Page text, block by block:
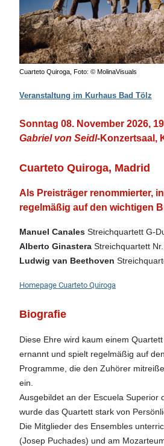
Cuarteto Quiroga, Foto: © MolinaVisuals
Veranstaltung im Kurhaus Bad Tölz
Sonntag 08. November 2026,
Gabriel von Seidl-Konzertsaal,
Cuarteto Quiroga, Madrid
Als Preisträger renommierter,
regelmäßig auf den wichtigen
Manuel Canales Streichquartett G-
Alberto Ginastera Streichquartett
Ludwig van Beethoven
Homepage Cuarteto Quiroga
Biografie
Diese Ehre wird kaum einem
ernannt und spielt regelmäßig auf
Programme, die den Zuhörer
ein.
Ausgebildet an der Escuela Superior
wurde das Quartett stark von
Die Mitglieder des Ensembles
(Josep Puchades) und am